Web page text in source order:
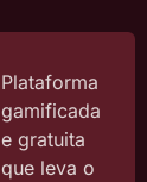
Plataforma
gamificada
e gratuita
que leva o